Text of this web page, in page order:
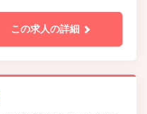
この求人の詳細